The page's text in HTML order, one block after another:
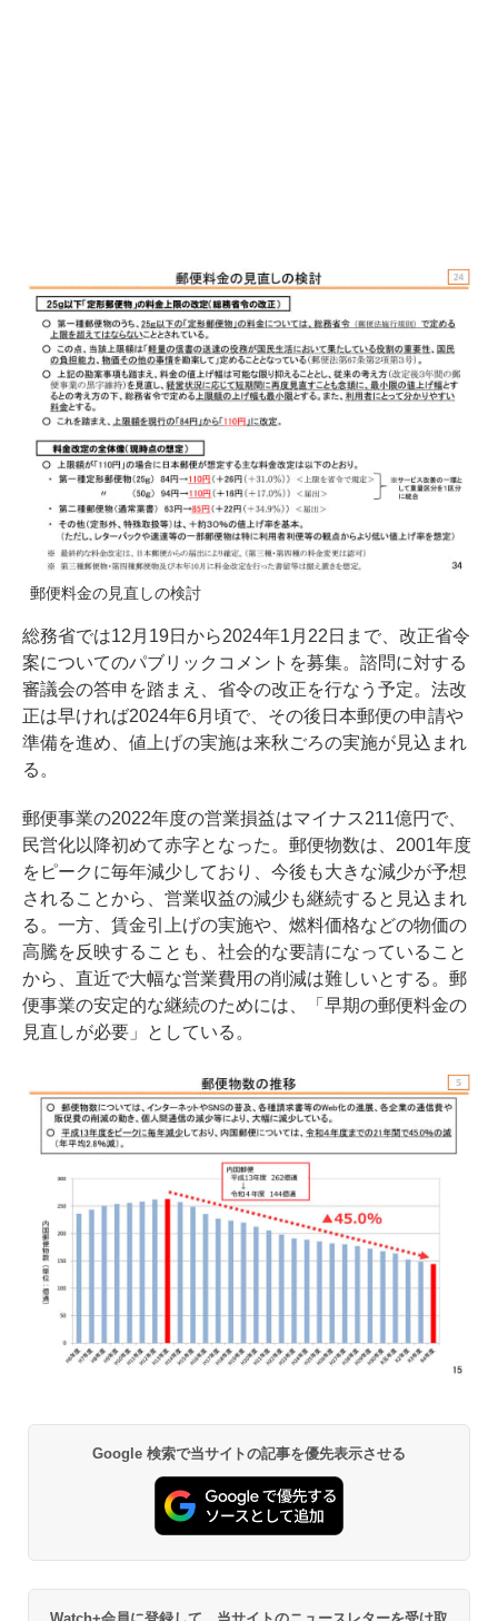
郵便料金の見直しの検討
総務省では12月19日から2024年1月22日まで、改正省令
案についてのパブリックコメントを募集。諮問に対する
審議会の答申を踏まえ、省令の改正を行なう予定。法改
正は早ければ2024年6月頃で、その後日本郵便の申請や
準備を進め、値上げの実施は来秋ごろの実施が見込まれ
る。
郵便事業の2022年度の営業損益はマイナス211億円で、
民営化以降初めて赤字となった。郵便物数は、2001年度
をピークに毎年減少しており、今後も大きな減少が予想
されることから、営業収益の減少も継続すると見込まれ
る。一方、賃金引上げの実施や、燃料価格などの物価の
高騰を反映することも、社会的な要請になっていること
から、直近で大幅な営業費用の削減は難しいとする。郵
便事業の安定的な継続のためには、「早期の郵便料金の
見直しが必要」としている。
Google 検索で当サイトの記事を優先表示させる